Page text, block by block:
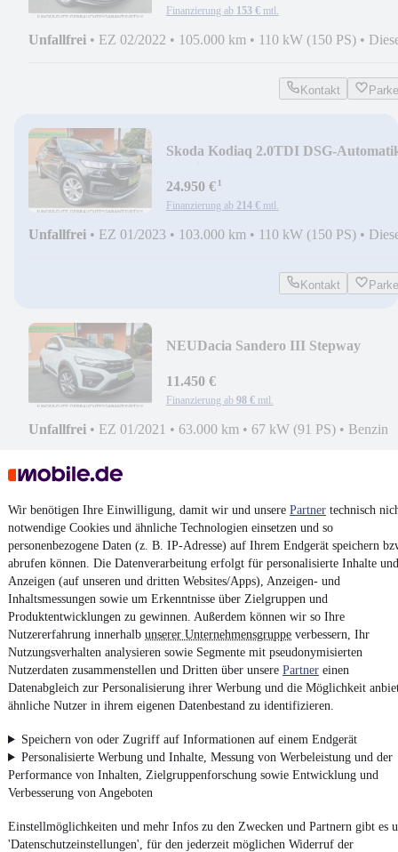
Wir benötigen Ihre Einwilligung, damit wir und unsere Partner technisch
notwendige Cookies und ähnliche Technologien einsetzen und so
personenbezogene Daten (z. B. IP-Adresse) auf Ihrem Endgerät speichern
abrufen können. Die Datenverarbeitung erfolgt für personalisierte Inhalte und
Anzeigen (auf unseren und dritten Websites/Apps), Anzeigen- und
Inhaltsmessungen sowie um Erkenntnisse über Zielgruppen und
Produktentwicklungen zu gewinnen. Außerdem können wir so Ihre
Nutzererfahrung innerhalb unserer Unternehmensgruppe verbessern, Ihr
Nutzungsverhalten analysieren sowie Segmente mit pseudonymisierten
Nutzerdaten zusammenstellen und Dritten über unsere Partner einen
Datenabgleich zur Personalisierung ihrer Werbung und die Möglichkeit
ähnliche Nutzer in ihrem eigenen Datenbestand zu identifizieren.
Speichern von oder Zugriff auf Informationen auf einem Endgerät
Personalisierte Werbung und Inhalte, Messung von Werbeleistung und der
Performance von Inhalten, Zielgruppenforschung sowie Entwicklung und
Verbesserung von Angeboten
Einstellmöglichkeiten und mehr Infos zu den Zwecken und Partnern gibt es
'Datenschutzeinstellungen', für den jederzeit möglichen Widerruf der
Finanzierung ab 153 € mtl.
Unfallfrei • EZ 02/2022 • 105.000 km • 110 kW (150 PS) •
Kontakt
Skoda Kodiaq 2.0TDI DSG-
24.950 €¹
Finanzierung ab 214 € mtl.
Unfallfrei • EZ 01/2023 • 103.000 km • 110 kW (150 PS) •
Kontakt
NEUDacia Sandero III Stepway
11.450 €
Finanzierung ab 98 € mtl.
Unfallfrei • EZ 01/2021 • 63.000 km • 67 kW (91 PS) • Benzin
NEUDacia Sandero II Stepway
Celebration TCe 90 aus 1.HAND
9.990 €
Finanzierung ab 86 € mtl.
Unfallfrei•EZ 02/2019•45.400 km•66 kW (90 PS)•
Kontakt
Zurück
1/2